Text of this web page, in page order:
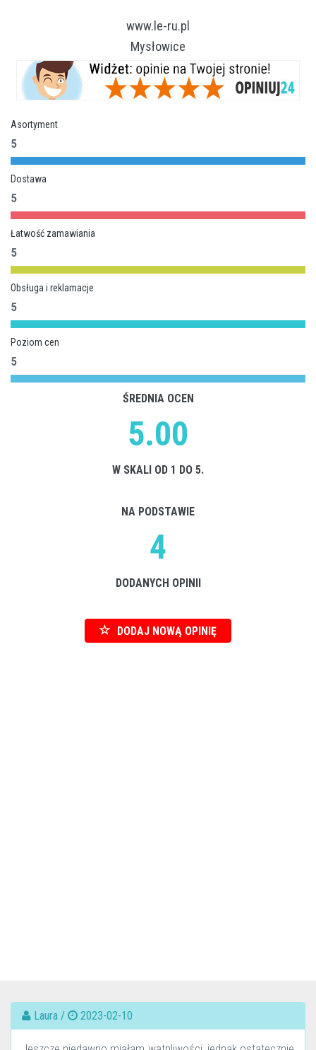
www.le-ru.pl
Mysłowice
Asortyment
5
Dostawa
5
Łatwość zamawiania
5
Obsługa i reklamacje
5
Poziom cen
5
ŚREDNIA OCEN
5.00
W SKALI OD 1 DO 5.
NA PODSTAWIE
4
DODANYCH OPINII
DODAJ NOWĄ OPINIĘ
Laura / 2023-02-10